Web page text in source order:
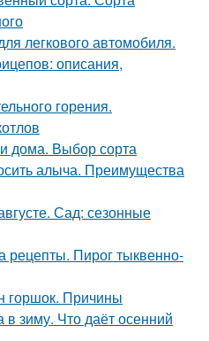
легкового автомобиля.
описания,
горения.
дома. Выбор сорта
алыча. Преимущества
Сад: сезонные
рецепты. Пирог тыквенно-
горшок. Причины
в зиму. Что даёт осенний